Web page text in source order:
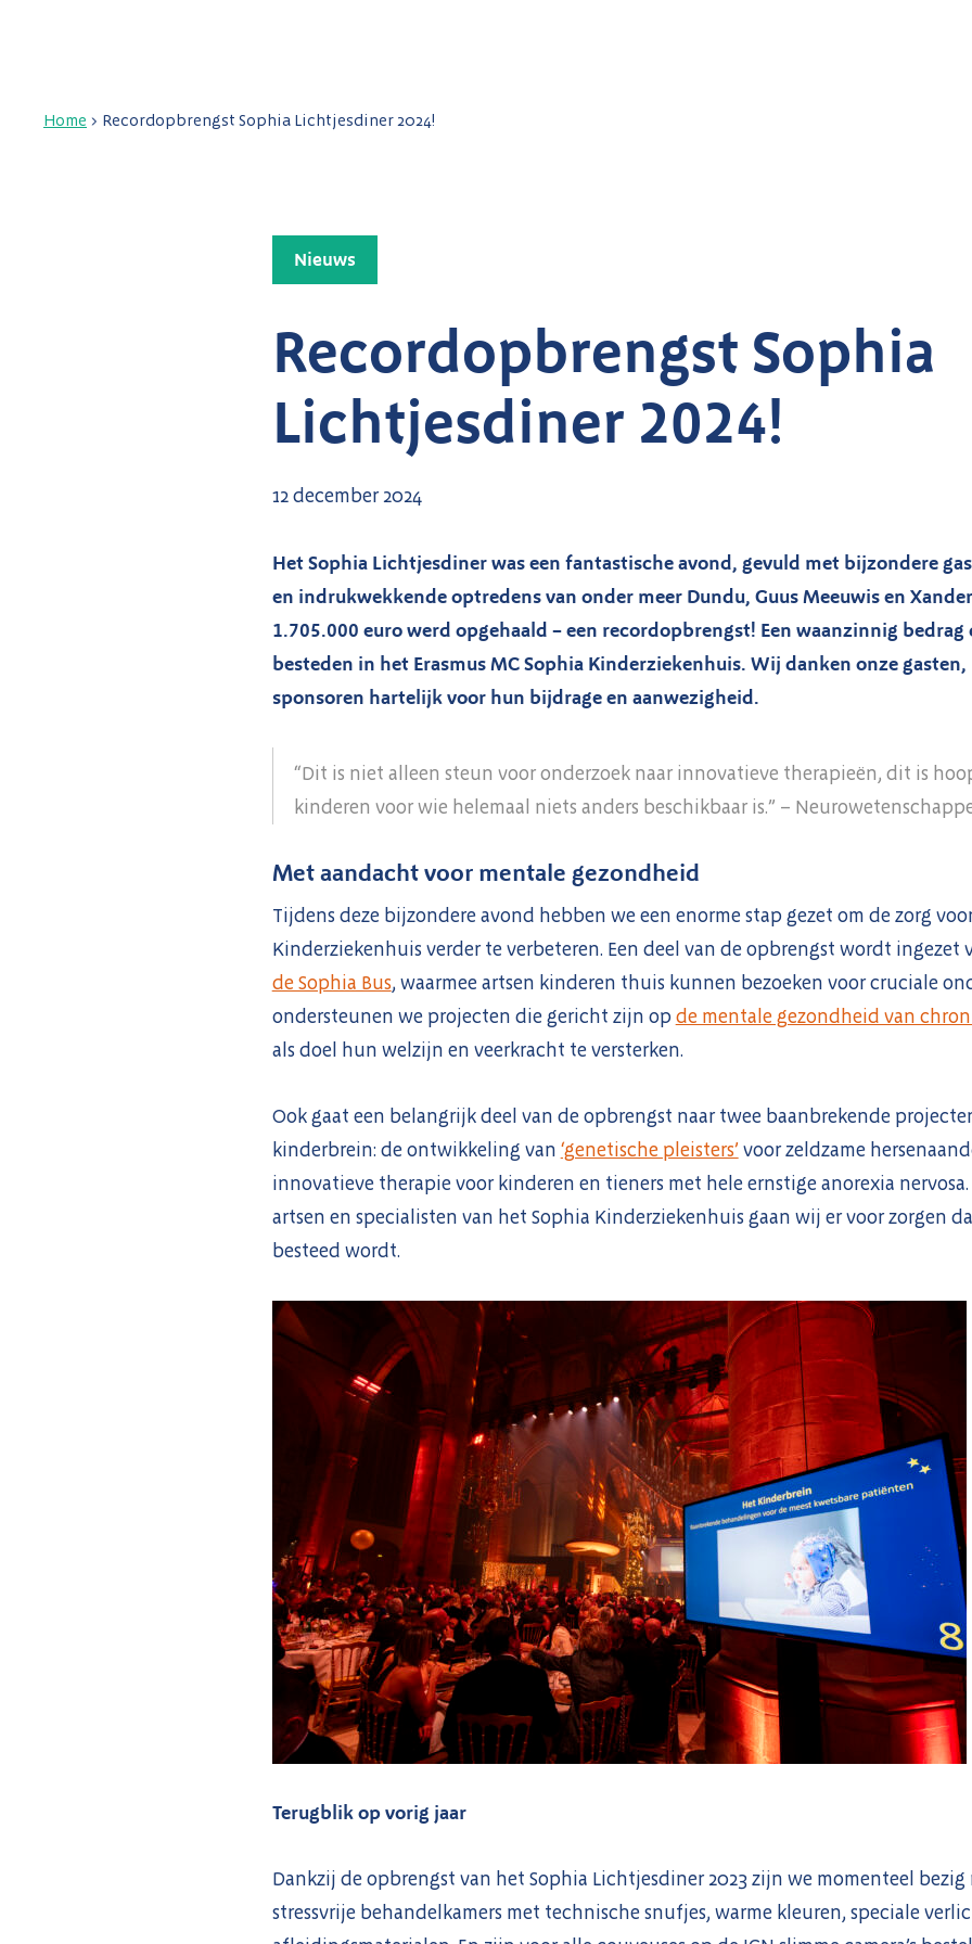
Home > Recordopbrengst Sophia Lichtjesdiner 2024!
Nieuws
Recordopbrengst Sophia
Lichtjesdiner 2024!
12 december 2024
Het Sophia Lichtjesdiner was een fantastische avond, gevuld met bijzondere
en indrukwekkende optredens van onder meer Dundu, Guus Meeuwis en
1.705.000 euro werd opgehaald – een recordopbrengst! Een waanzinnig bedrag
besteden in het Erasmus MC Sophia Kinderziekenhuis. Wij danken onze gasten,
sponsoren hartelijk voor hun bijdrage en aanwezigheid.
“Dit is niet alleen steun voor onderzoek naar innovatieve therapieën, dit is
kinderen voor wie helemaal niets anders beschikbaar is.” –
Met aandacht voor mentale gezondheid
Tijdens deze bijzondere avond hebben we een enorme stap gezet om de zorg
Kinderziekenhuis verder te verbeteren. Een deel van de opbrengst wordt
de Sophia Bus, waarmee artsen kinderen thuis kunnen bezoeken voor cruciale
ondersteunen we projecten die gericht zijn opde mentale gezondheid van
als doel hun welzijn en veerkracht te versterken.
Ook gaat een belangrijk deel van de opbrengst naar twee baanbrekende
kinderbrein: de ontwikkeling van ‘genetische pleisters’voor zeldzame
innovatieve therapie voor kinderen en tieners met hele ernstige anorexia
artsen en specialisten van het Sophia Kinderziekenhuis gaan wij er voor zorgen
besteed wordt.
Terugblik op vorig jaar
Dankzij de opbrengst van het Sophia Lichtjesdiner 2023 zijn we momenteel
stressvrije behandelkamers met technische snufjes, warme kleuren, speciale